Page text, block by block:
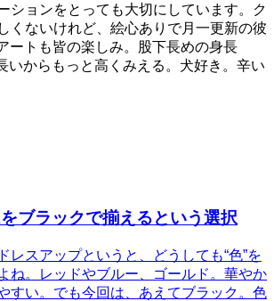
ションをとっても大切にしています。ク
くないけれど、絵心ありで月一更新の彼
ートも皆の楽しみ。股下長めの身長
いからもっと高くみえる。犬好き。辛い
ブラックで揃えるという選択
レスアップというと、どうしても“色”を
ね。レッドやブルー、ゴールド。華やか
すい。でも今回は、あえてブラック。色